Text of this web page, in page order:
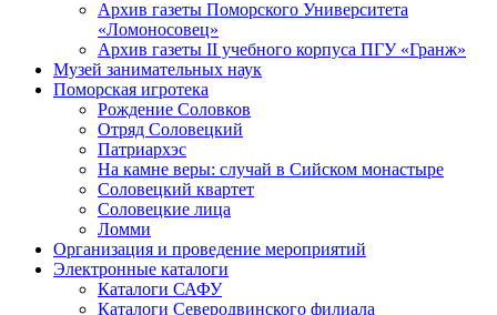
Архив газеты Поморского Университета
«Ломоносовец»
Архив газеты II учебного корпуса ПГУ «Гранж»
Музей занимательных наук
Поморская игротека
Рождение Соловков
Отряд Соловецкий
Патриархэс
На камне веры: случай в Сийском монастыре
Соловецкий квартет
Соловецкие лица
Ломми
Организация и проведение мероприятий
Электронные каталоги
Каталоги САФУ
Каталоги Северодвинского филиала